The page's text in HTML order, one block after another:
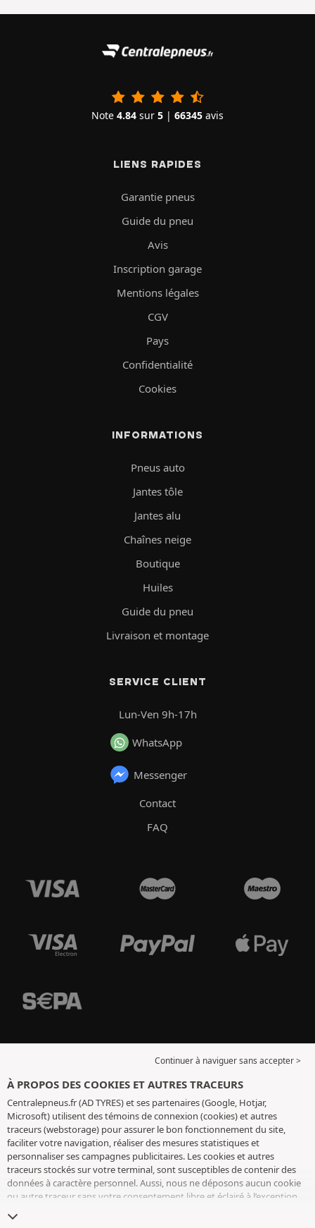
Note 4.84 sur 5 | 66345 avis
LIENS RAPIDES
Garantie pneus
Guide du pneu
Avis
Inscription garage
Mentions légales
CGV
Pays
Confidentialité
Cookies
INFORMATIONS
Pneus auto
Jantes tôle
Jantes alu
Chaînes neige
Boutique
Huiles
Guide du pneu
Livraison et montage
SERVICE CLIENT
Lun-Ven 9h-17h
WhatsApp
Messenger
Contact
FAQ
Continuer à naviguer sans accepter >
À PROPOS DES COOKIES ET AUTRES TRACEURS
Centralepneus.fr (AD TYRES) et ses partenaires (Google, Hotjar,
Microsoft) utilisent des témoins de connexion (cookies) et autres
traceurs (webstorage) pour assurer le bon fonctionnement du site,
faciliter votre navigation, réaliser des mesures statistiques et
personnaliser ses campagnes publicitaires. Les cookies et autres
traceurs stockés sur votre terminal, sont susceptibles de contenir des
données à caractère personnel. Aussi, nous ne déposons aucun cookie
ou autre traceur sans votre consentement libre et éclairé à l’exception
conservons votre choix pendant 6 mois. Vous pouvez retirer votre